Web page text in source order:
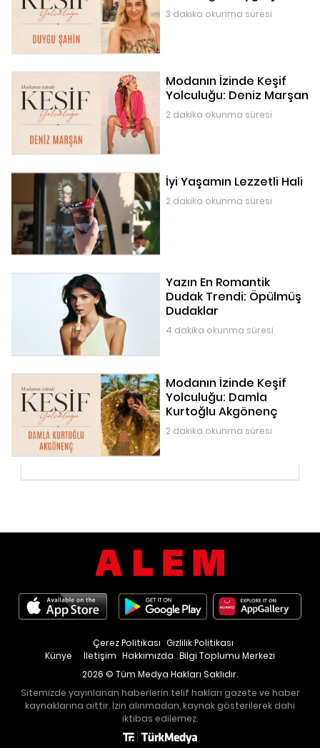
3 dakika okunma süresi
Modanın İzinde Keşif
Yolculuğu: Deniz Marşan
2 dakika okunma süresi
İyi Yaşamın Lezzetli Hali
2 dakika okunma süresi
Yazın En Romantik
Dudak Trendi: Öpülmüş
Dudaklar
4 dakika okunma süresi
Modanın İzinde Keşif
Yolculuğu: Damla
Kurtoğlu Akgönenç
2 dakika okunma süresi
Künye İletişim Hakkımızda Bilgi Toplumu Merkezi
Çerez Politikası Gizlilik Politikası
2026 © Tüm Medya Hakları Saklıdır.
Sitemizde yayınlanan haberlerin telif hakları gazete ve haber
kaynaklarına aittir. İzin alınmadan, kaynak gösterilerek dahi
iktibas edilemez.